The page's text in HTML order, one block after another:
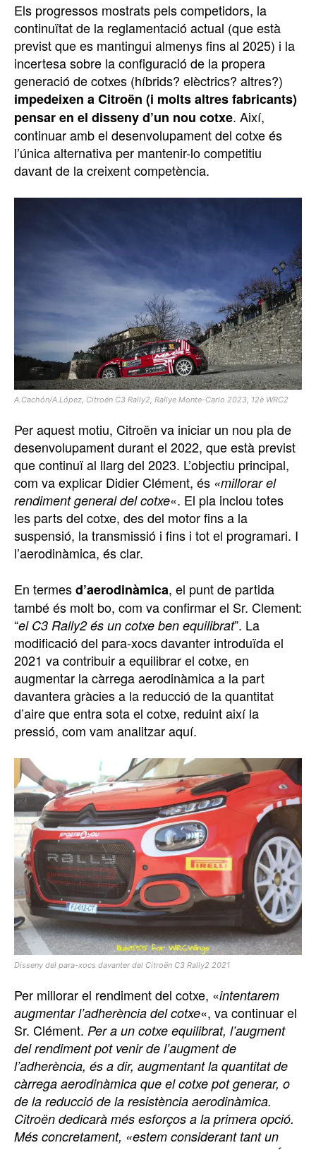
Els progressos mostrats pels competidors, la
continuïtat de la reglamentació actual (que està
previst que es mantingui almenys fins al 2025) i la
incertesa sobre la configuració de la propera
generació de cotxes (híbrids? elèctrics? altres?)
impedeixen a Citroën (i molts altres fabricants)
pensar en el disseny d’un nou cotxe. Així,
continuar amb el desenvolupament del cotxe és
l’única alternativa per mantenir-lo competitiu
davant de la creixent competència.
A.Cachón/A.López, Citroën C3 Rally2, Rallye Monte-Carlo 2023, 12è WRC2
Per aquest motiu, Citroën va iniciar un nou pla de
desenvolupament durant el 2022, que està previst
que continuï al llarg del 2023. L’objectiu principal,
com va explicar Didier Clément, és «millorar el
rendiment general del cotxe«. El pla inclou totes
les parts del cotxe, des del motor fins a la
suspensió, la transmissió i fins i tot el programari. I
l’aerodinàmica, és clar.
En termesd’aerodinàmica, el punt de partida
també és molt bo, com va confirmar el Sr. Clement:
“el C3 Rally2 és un cotxe ben equilibrat”. La
modificació del para-xocs davanter introduïda el
2021 va contribuir a equilibrar el cotxe, en
augmentar la càrrega aerodinàmica a la part
davantera gràcies a la reducció de la quantitat
d’aire que entra sota el cotxe, reduint així la
pressió, com vam analitzar aquí.
Disseny del para-xocs davanter del Citroën C3 Rally2 2021
Per millorar el rendiment del cotxe, «intentarem
augmentar l’adherència del cotxe«, va continuar el
Sr. Clément. Per a un cotxe equilibrat, l’augment
del rendiment pot venir de l’augment de
l’adherència, és a dir, augmentant la quantitat de
càrrega aerodinàmica que el cotxe pot generar, o
de la reducció de la resistència aerodinàmica.
Citroën dedicarà més esforços a la primera opció.
Més concretament, «estem considerant tant un